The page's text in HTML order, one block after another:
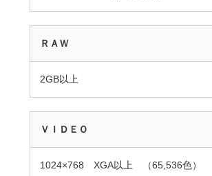
ＲＡＷ
2GB以上
ＶＩＤＥＯ
1024×768 XGA以上 （65,536色）